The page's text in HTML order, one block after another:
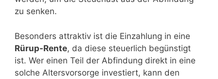
zu senken.
Besonders attraktiv ist die Einzahlung in eine
Rürup-Rente, da diese steuerlich begünstigt
ist. Wer einen Teil der Abfindung direkt in eine
solche Altersvorsorge investiert, kann den